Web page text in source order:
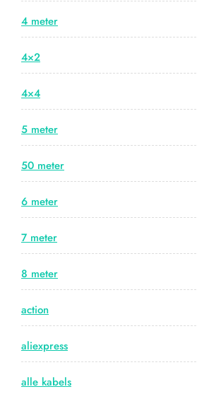
4 meter
4×2
4×4
5 meter
50 meter
6 meter
7 meter
8 meter
action
aliexpress
alle kabels